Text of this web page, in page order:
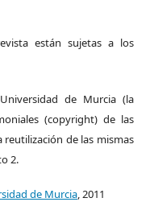
están sujetas a los
de Murcia (la
(copyright) de las
de las mismas
2.
de Murcia, 2011